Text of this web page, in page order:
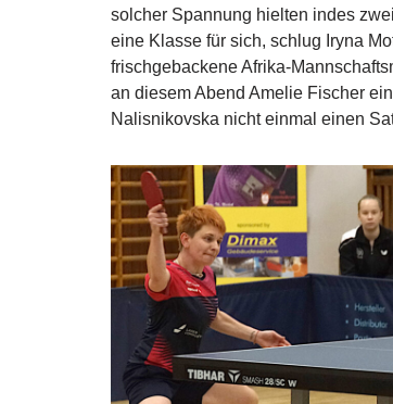
solcher Spannung hielten indes
eine Klasse für sich, schlug Iryna
frischgebackene Afrika-
an diesem Abend Amelie Fischer
Nalisnikovska nicht einmal einen